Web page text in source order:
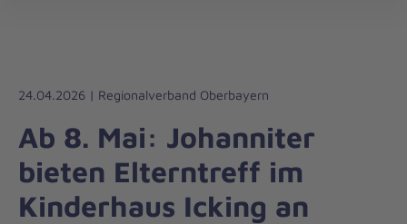
Liebe
Leben
24.04.2026 | Regionalverband Oberbayern
Ab 8. Mai: Johanniter
bieten Elterntreff im
Kinderhaus Icking an